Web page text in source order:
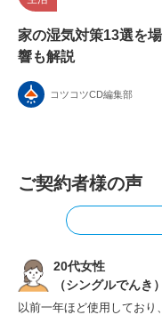
家の湿気対策13選を
響も解説
コツコツCD編集部
ご契約者様の声
20代女性
（シングルでんき）
以前一年ほど使用してお